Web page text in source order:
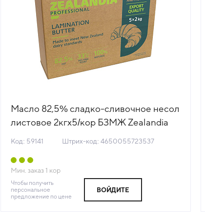
Масло 82,5% сладко-сливочное несол
листовое 2кгх5/кор БЗМЖ Zealandia
Код: 59141 Штрих-код: 4650055723537
Мин. заказ 1 кор
Чтобы получить
персональное
предложение по цене
ВОЙДИТЕ